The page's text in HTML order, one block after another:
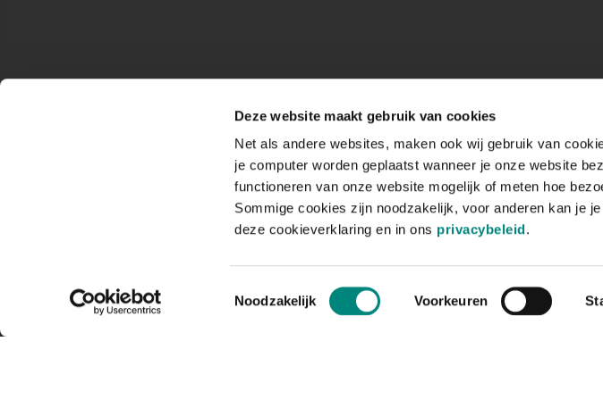
Deze website maakt gebruik van cookies
Net als andere websites, maken ook wij gebruik van
je computer worden geplaatst wanneer je onze website
functioneren van onze website mogelijk of meten hoe
Sommige cookies zijn noodzakelijk, voor anderen kan je
deze cookieverklaring en in ons privacybeleid.
Toestemmingsselectie
Noodzakelijk Voorkeuren